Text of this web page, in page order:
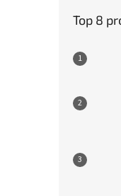
Top 8